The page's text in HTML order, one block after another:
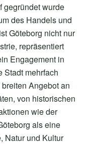
gegründet wurde
des Handels und
Göteborg nicht nur
repräsentiert
Engagement in
Stadt mehrfach
Angebot an
von historischen
wie der
als eine
Natur und Kultur